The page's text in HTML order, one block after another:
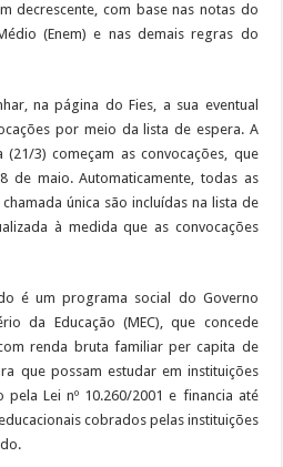
decrescente, com base nas notas do
(Enem) e nas demais regras do
na página do Fies, a sua eventual
por meio da lista de espera. A
3) começam as convocações, que
de maio. Automaticamente, todas as
única são incluídas na lista de
à medida que as convocações
é um programa social do Governo
da Educação (MEC), que concede
renda bruta familiar per capita de
que possam estudar em instituições
Lei nº 10.260/2001 e financia até
cobrados pelas instituições